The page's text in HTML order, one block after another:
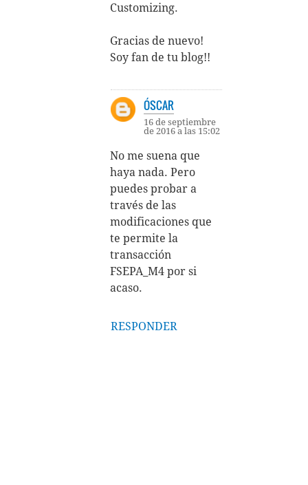
Customizing.
Gracias de nuevo!
Soy fan de tu blog!!
ÓSCAR
16 de septiembre
de 2016 a las 15:02
No me suena que
haya nada. Pero
puedes probar a
través de las
modificaciones que
te permite la
transacción
FSEPA_M4 por si
acaso.
RESPONDER